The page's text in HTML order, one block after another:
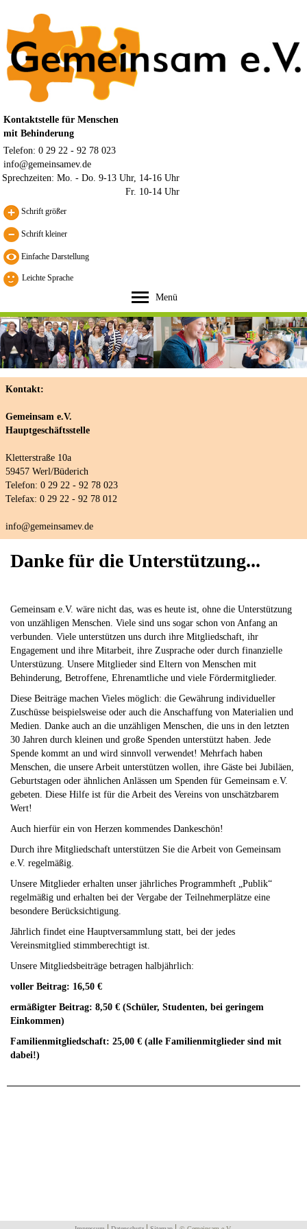
Kontaktstelle für Menschen
mit Behinderung
Telefon: 0 29 22 - 92 78 023
info@gemeinsamev.de
Sprechzeiten: Mo. - Do. 9-13 Uhr, 14-16 Uhr
Fr. 10-14 Uhr
Schrift größer
Schrift kleiner
Leichte Sprache
Menü
Danke für die Unterstützung...
Gemeinsam e.V. wäre nicht das, was es heute ist, ohne die Unterstützung
von unzähligen Menschen. Viele sind uns sogar schon von Anfang an
verbunden. Viele unterstützen uns durch ihre Mitgliedschaft, ihr
Engagement und ihre Mitarbeit, ihre Zusprache oder durch finanzielle
Unterstüzung. Unsere Mitglieder sind Eltern von Menschen mit
Behinderung, Betroffene, Ehrenamtliche und viele Fördermitglieder.
Diese Beiträge machen Vieles möglich: die Gewährung individueller
Zuschüsse beispielsweise oder auch die Anschaffung von Materialien und
Medien. Danke auch an die unzähligen Menschen, die uns in den letzten
30 Jahren durch kleinen und große Spenden unterstützt haben. Jede
Spende kommt an und wird sinnvoll verwendet! Mehrfach haben
Menschen, die unsere Arbeit unterstützen wollen, ihre Gäste bei Jubiläen,
Geburtstagen oder ähnlichen Anlässen um Spenden für Gemeinsam e.V.
gebeten. Diese Hilfe ist für die Arbeit des Vereins von unschätzbarem
Wert!
Auch hierfür ein von Herzen kommendes Dankeschön!
Durch ihre Mitgliedschaft unterstützen Sie die Arbeit von Gemeinsam
e.V. regelmäßig.
Unsere Mitglieder erhalten unser jährliches Programmheft „Publik“
regelmäßig und erhalten bei der Vergabe der Teilnehmerplätze eine
besondere Berücksichtigung.
Jährlich findet eine Hauptversammlung statt, bei der jedes
Vereinsmitglied stimmberechtigt ist.
Unsere Mitgliedsbeiträge betragen halbjährlich:
voller Beitrag: 16,50 €
ermäßigter Beitrag: 8,50 € (Schüler, Studenten, bei geringem
Einkommen)
Familienmitgliedschaft: 25,00 € (alle Familienmitglieder sind mit
dabei!)
Kontakt:
Gemeinsam e.V.
Hauptgeschäftsstelle
Kletterstraße 10a
59457 Werl/Büderich
Telefon: 0 29 22 - 92 78 023
Telefax: 0 29 22 - 92 78 012
info@gemeinsamev.de